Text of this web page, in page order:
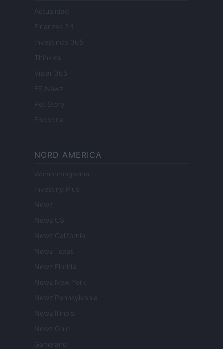
Actualidad
Finanzas 24
Investindo 365
Think.es
Viajar 365
ES Newz
Pet Story
Encocina
NORD AMERICA
Womanmagazine
Investing Plus
Newz
Newz US
Newz California
Newz Texas
Newz Florida
Newz New York
Newz Pennsylvania
Newz Illinois
Newz Ohio
Gameland